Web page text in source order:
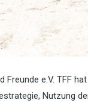
Freunde e.V. TFF
Nutzung